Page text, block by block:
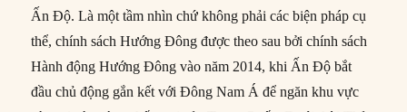
Ấn Độ. Là một tầm nhìn chứ không phải các biện pháp cụ
thể, chính sách Hướng Đông được theo sau bởi chính sách
Hành động Hướng Đông vào năm 2014, khi Ấn Độ bắt
đầu chủ động gắn kết với Đông Nam Á để ngăn khu vực